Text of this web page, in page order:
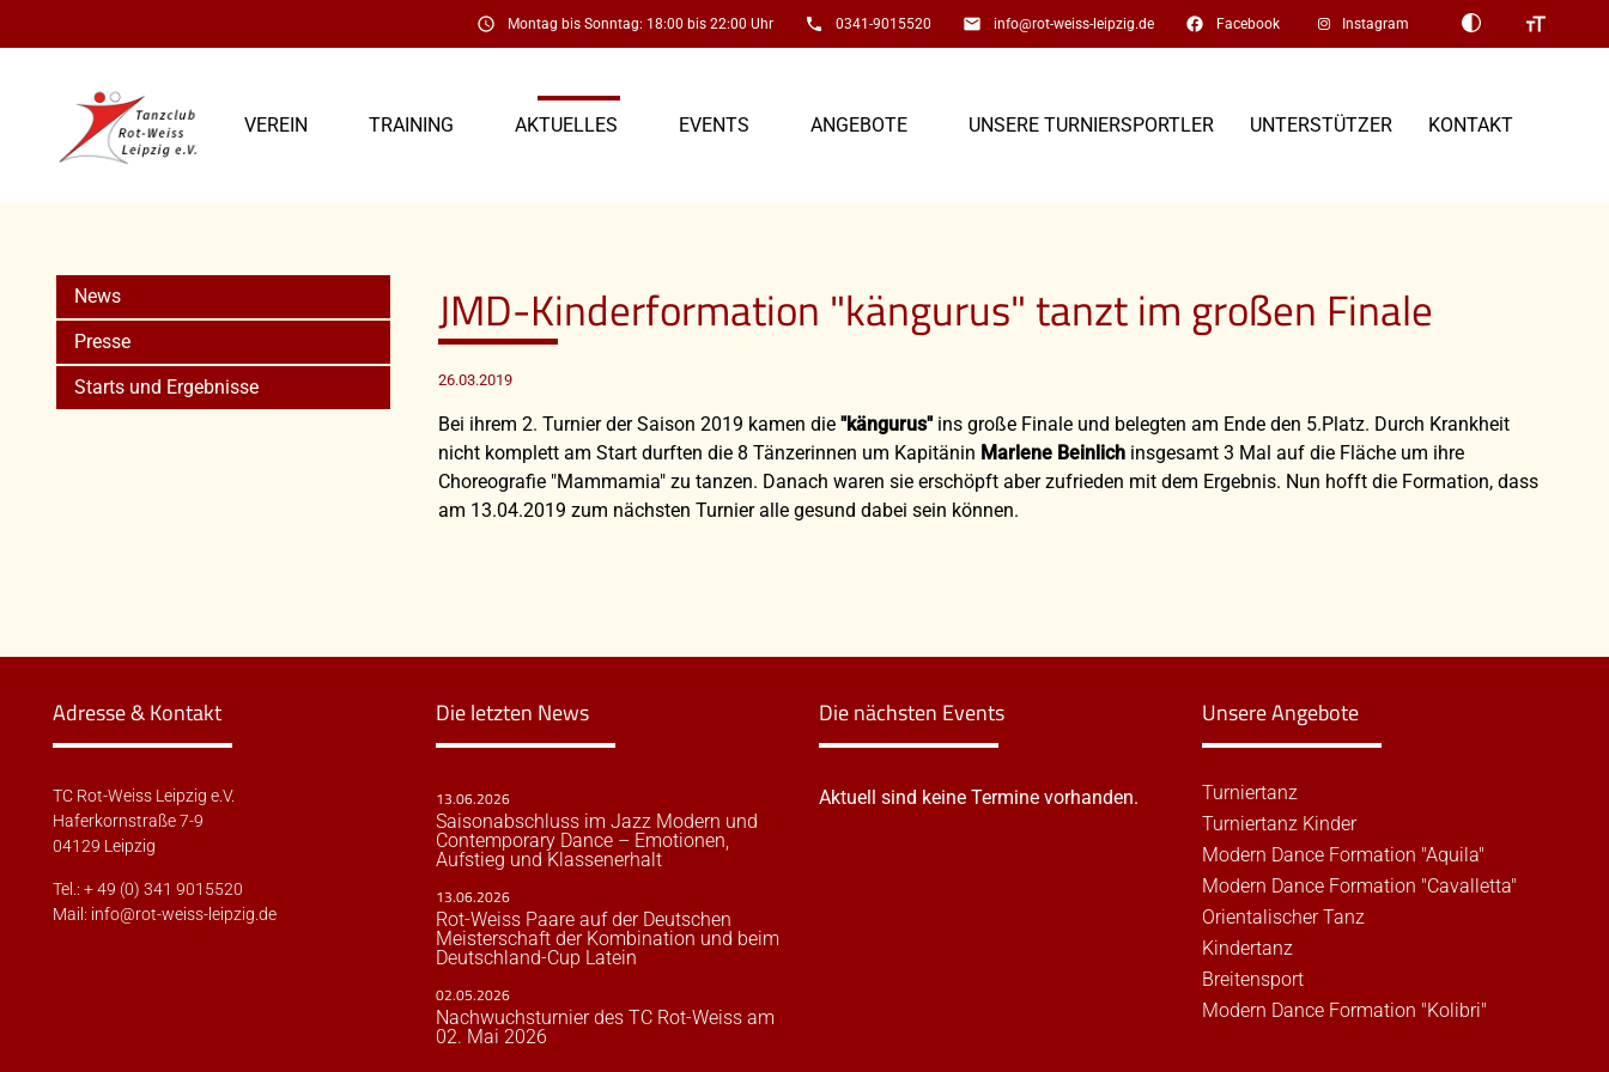
Instagram
facebook Facebook
email info@rot-weiss-leipzig.de
phone 0341-9015520
schedule Montag bis Sonntag: 18:00 bis 22:00 Uhr
VEREIN TRAINING AKTUELLES EVENTS ANGEBOTE UNSERE TURNIERSPORTLER UNTERSTÜTZER KONTAKT
JMD-Kinderformation "kängurus" tanzt im großen Finale
26.03.2019
Bei ihrem 2. Turnier der Saison 2019 kamen die "kängurus"ins große Finale und belegten am Ende den 5.Platz. Durch Krankheit
nicht komplett am Start durften die 8 Tänzerinnen um Kapitänin Marlene Beinlichinsgesamt 3 Mal auf die Fläche um ihre
Choreografie "Mammamia" zu tanzen. Danach waren sie erschöpft aber zufrieden mit dem Ergebnis. Nun hofft die Formation, dass
am 13.04.2019 zum nächsten Turnier alle gesund dabei sein können.
News
Presse
Starts und Ergebnisse
Adresse & Kontakt
TC Rot-Weiss Leipzig e.V.
Haferkornstraße 7-9
04129 Leipzig
Tel.: + 49 (0) 341 9015520
Mail: info@rot-weiss-leipzig.de
Die letzten News
13.06.2026
Saisonabschluss im Jazz Modern und
Contemporary Dance – Emotionen,
Aufstieg und Klassenerhalt
13.06.2026
Rot-Weiss Paare auf der Deutschen
Meisterschaft der Kombination und beim
Deutschland-Cup Latein
02.05.2026
Nachwuchsturnier des TC Rot-Weiss am
02. Mai 2026
Die nächsten Events
Aktuell sind keine Termine vorhanden.
Unsere Angebote
Turniertanz
Turniertanz Kinder
Modern Dance Formation "Aquila"
Modern Dance Formation "Cavalletta"
Orientalischer Tanz
Kindertanz
Breitensport
Modern Dance Formation "Kolibri"